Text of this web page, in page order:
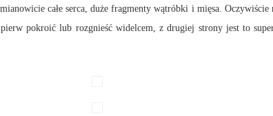
całe serca, duże fragmenty wątróbki i mięsa.
pokroić lub rozgnieść widelcem, z drugiej strony jest to